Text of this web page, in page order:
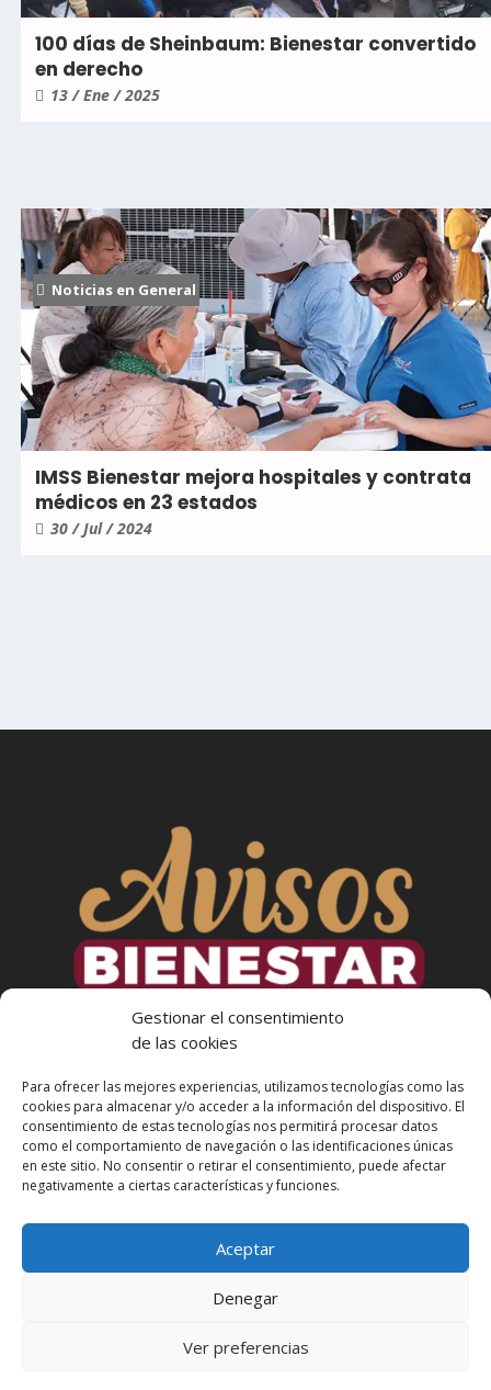
Gestionar el consentimiento
de las cookies
Para ofrecer las mejores experiencias, utilizamos tecnologías como las
cookies para almacenar y/o acceder a la información del dispositivo. El
consentimiento de estas tecnologías nos permitirá procesar datos
como el comportamiento de navegación o las identificaciones únicas
en este sitio. No consentir o retirar el consentimiento, puede afectar
negativamente a ciertas características y funciones.
Aceptar
Denegar
Ver preferencias
100 días de Sheinbaum: Bienestar convertido
en derecho
13 / Ene / 2025
Noticias en General
IMSS Bienestar mejora hospitales y contrata
médicos en 23 estados
30 / Jul / 2024
Más Informacion